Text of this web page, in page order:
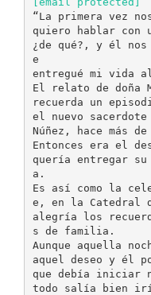
“La primera vez
quiero hablar con
¿de qué?, y él nos
e
entregué mi vida
El relato de doña
recuerda un
el nuevo sacerdote
Núñez, hace más
Entonces era el
quería entregar
a.
Es así como la
e, en la Catedral
alegría los
s de familia.
Aunque aquella
aquel deseo y él
que debía iniciar
todo salía bien